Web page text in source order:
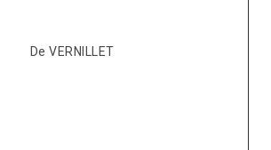
De VERNILLET